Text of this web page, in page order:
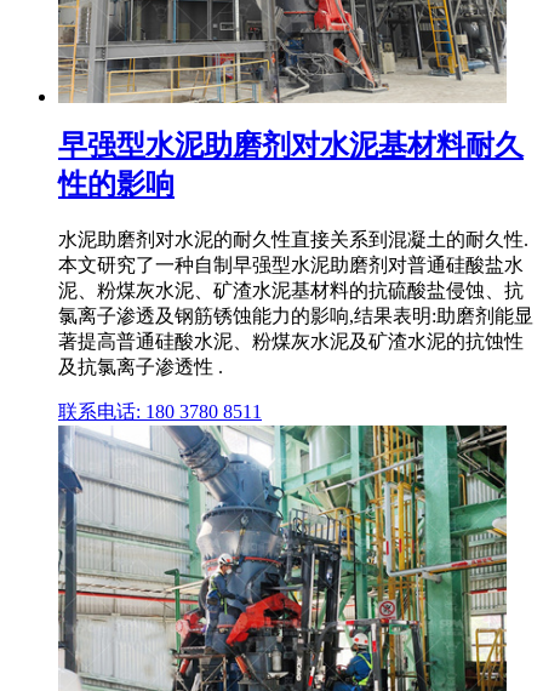
早强型水泥助磨剂对水泥基材料耐久
性的影响
水泥助磨剂对水泥的耐久性直接关系到混凝土的耐久性.
本文研究了一种自制早强型水泥助磨剂对普通硅酸盐水
泥、粉煤灰水泥、矿渣水泥基材料的抗硫酸盐侵蚀、抗
氯离子渗透及钢筋锈蚀能力的影响,结果表明:助磨剂能显
著提高普通硅酸水泥、粉煤灰水泥及矿渣水泥的抗蚀性
及抗氯离子渗透性 .
联系电话: 180 3780 8511